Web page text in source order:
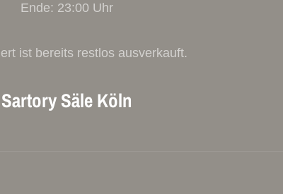
Ende: 23:00 Uhr
ist bereits restlos ausverkauft.
Sartory Säle Köln